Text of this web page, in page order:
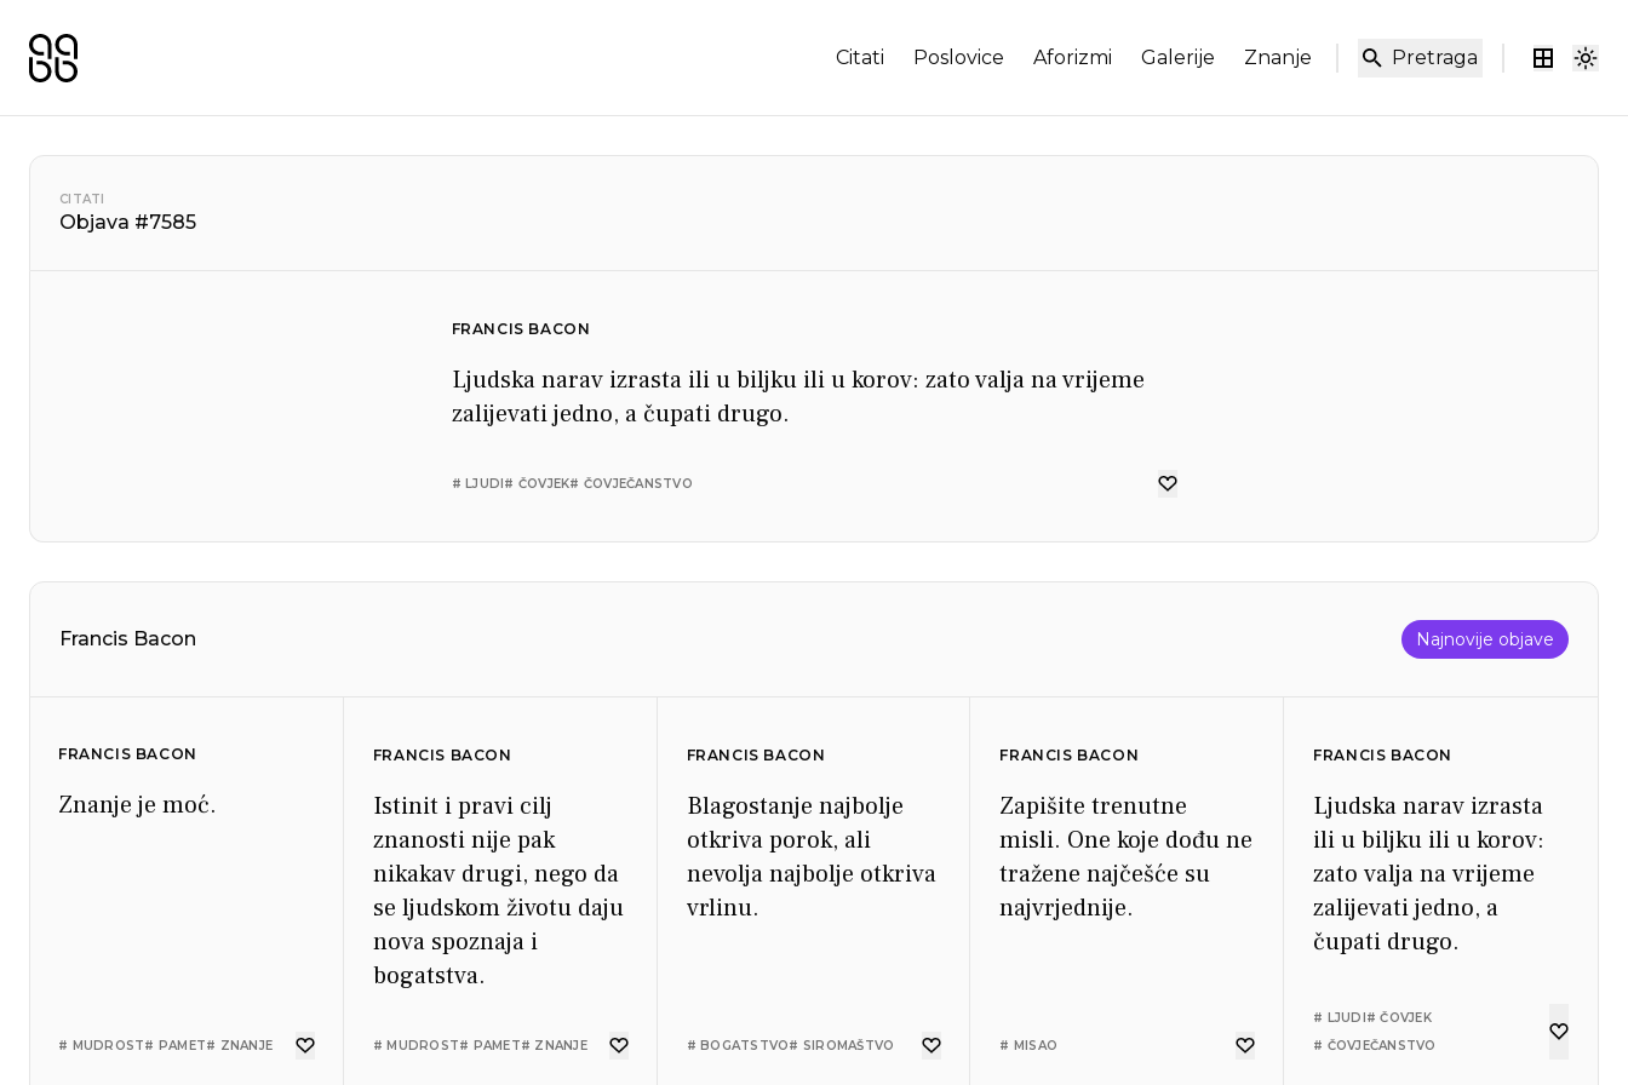
Pretraga
Citati Poslovice Aforizmi Galerije Znanje
CITATI
Objava #7585
FRANCIS BACON
Ljudska narav izrasta ili u biljku ili u korov: zato valja na vrijeme
zalijevati jedno, a čupati drugo.
# LJUDI# ČOVJEK# ČOVJEČANSTVO
Francis Bacon Najnovije objave
FRANCIS BACON
Znanje je moć.
# MUDROST# PAMET# ZNANJE
FRANCIS BACON
Istinit i pravi cilj
znanosti nije pak
nikakav drugi, nego da
se ljudskom životu daju
nova spoznaja i
bogatstva.
# MUDROST# PAMET# ZNANJE
FRANCIS BACON
Blagostanje najbolje
otkriva porok, ali
nevolja najbolje otkriva
vrlinu.
# BOGATSTVO# SIROMAŠTVO
FRANCIS BACON
Zapišite trenutne
misli. One koje dođu ne
tražene najčešće su
najvrjednije.
# MISAO
FRANCIS BACON
Ljudska narav izrasta
ili u biljku ili u korov:
zato valja na vrijeme
zalijevati jedno, a
čupati drugo.
# LJUDI# ČOVJEK
# ČOVJEČANSTVO